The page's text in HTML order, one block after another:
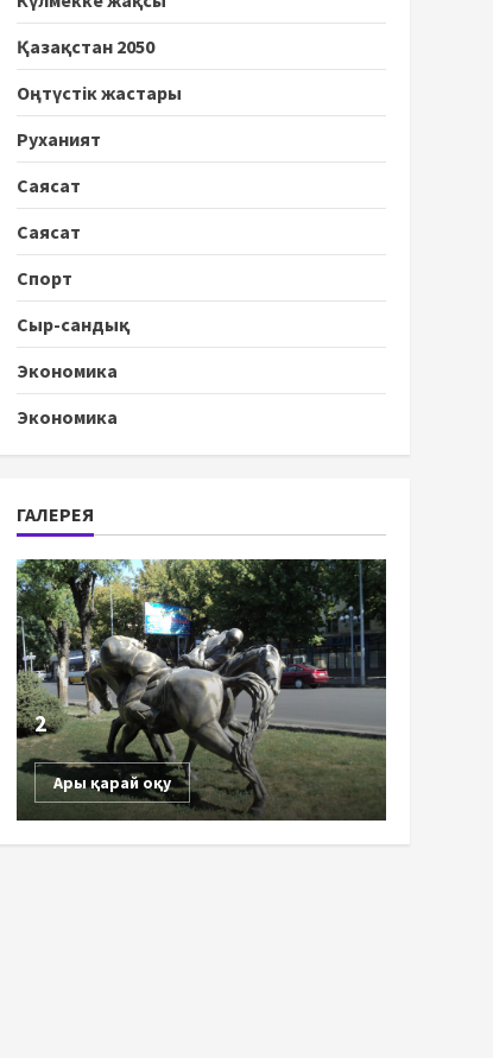
Қазақстан 2050
Оңтүстік жастары
Руханият
Саясат
Саясат
Спорт
Сыр-сандық
Экономика
Экономика
ГАЛЕРЕЯ
2
Ары қарай оқу